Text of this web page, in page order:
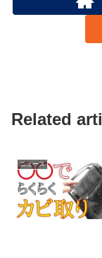
Related
ニュース